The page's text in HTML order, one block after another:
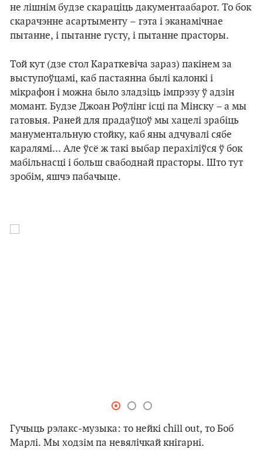
не лішнім будзе скараціць дакументаабарот. То бок
скарачэнне асартыменту – гэта і эканамічнае
пытанне, і пытанне густу, і пытанне прасторы.
Той кут (дзе стол Караткевіча зараз) пакінем за
выступоўцамі, каб пастаянна былі калонкі і
мікрафон і можна было зладзіць імпрэзу ў адзін
момант. Будзе Джоан Роўлінг ісці па Мінску – а мы
гатовыя. Раней для прадаўцоў мы хацелі зрабіць
манументальную стойку, каб яны адчувалі сябе
каралямі... Але ўсё ж такі выбар перахіліўся ў бок
мабільнасці і больш свабоднай прасторы. Што тут
зробім, яшчэ пабачыце.
Гучыць рэлакс-музыка: то нейкі сhill оut, то Боб
Марлі. Мы ходзім па невялічкай кнігарні.